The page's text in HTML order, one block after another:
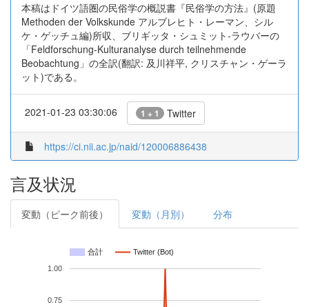
本稿はドイツ語圏の民俗学の概説書『民俗学の方法』(原題
Methoden der Volkskunde アルブレヒト・レーマン、シル
ケ・ゲッチュ編)所収、ブリギッタ・シュミット-ラウバーの
「Feldforschung-Kulturanalyse durch teilnehmende
Beobachtung」の全訳(翻訳: 及川祥平, クリスチャン・ゲーラ
ット)である。
2021-01-23 03:30:06 1 + 1 Twitter
https://ci.nii.ac.jp/naid/120006886438
言及状況
変動（ピーク前後） 変動（月別） 分布
合計 Twitter (Bot)
0.75
1.00